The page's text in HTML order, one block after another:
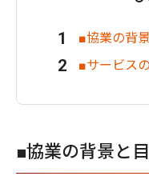
■協業の背
■サービス
■協業の背景と